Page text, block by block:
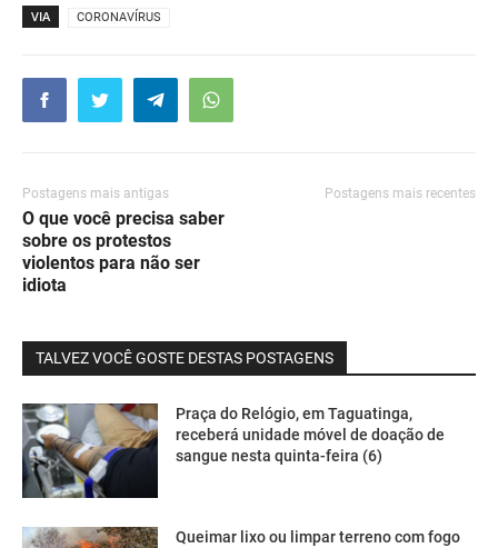
VIA CORONAVÍRUS
Postagens mais antigas
O que você precisa saber
sobre os protestos
violentos para não ser
idiota
Postagens mais recentes
TALVEZ VOCÊ GOSTE DESTAS POSTAGENS
Praça do Relógio, em Taguatinga,
receberá unidade móvel de doação de
sangue nesta quinta-feira (6)
Queimar lixo ou limpar terreno com fogo